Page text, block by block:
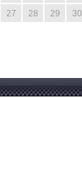
27 28 29
30